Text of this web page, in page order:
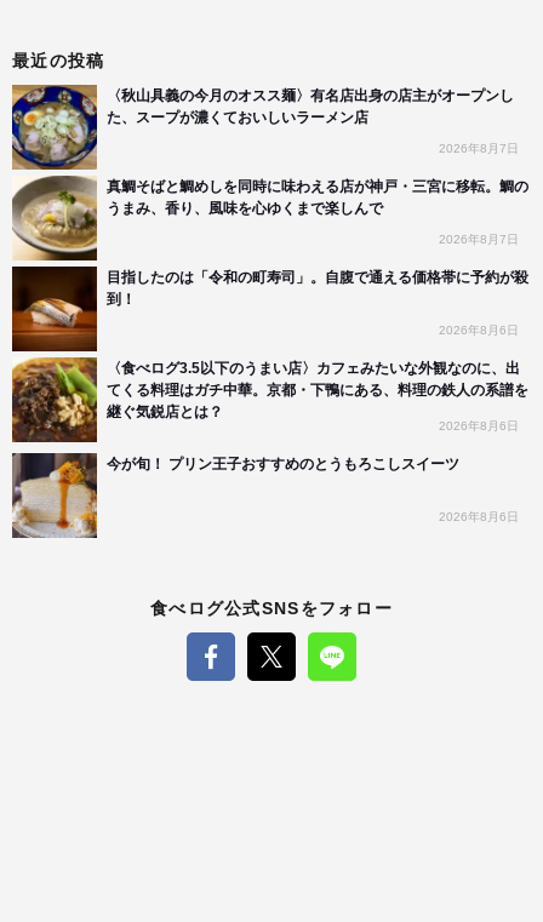
最近の投稿
〈秋山具義の今月のオスス麺〉有名店出身の店主がオープンし
た、スープが濃くておいしいラーメン店
2026年8月7日
真鯛そばと鯛めしを同時に味わえる店が神戸・三宮に移転。鯛の
うまみ、香り、風味を心ゆくまで楽しんで
2026年8月7日
目指したのは「令和の町寿司」。自腹で通える価格帯に予約が殺
到！
2026年8月6日
〈食べログ3.5以下のうまい店〉カフェみたいな外観なのに、出
てくる料理はガチ中華。京都・下鴨にある、料理の鉄人の系譜を
継ぐ気鋭店とは？
2026年8月6日
今が旬！ プリン王子おすすめのとうもろこしスイーツ
2026年8月6日
食べログ公式SNSをフォロー